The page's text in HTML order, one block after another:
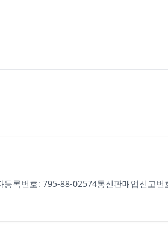
등록번호: 795-88-02574통신판매업신고